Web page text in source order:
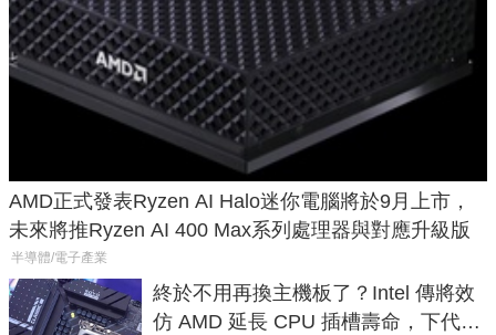
AMD正式發表Ryzen AI Halo迷你電腦將於9月上市，
未來將推Ryzen AI 400 Max系列處理器與對應升級版
半導體/電子產業
終於不用再換主機板了？Intel 傳將效
仿 AMD 延長 CPU 插槽壽命，下代